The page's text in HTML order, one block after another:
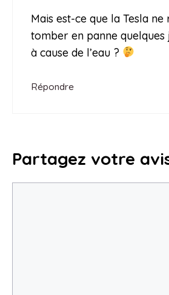
Mais est-ce que la Tesla ne
tomber en panne
à cause de l’eau ?
Répondre
Partagez votre